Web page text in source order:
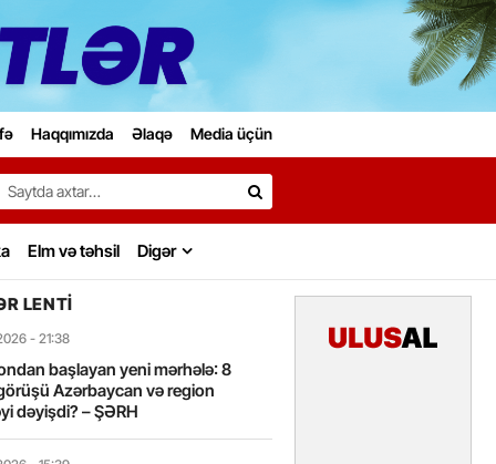
Haqqımızda Əlaqə Media üçün
Search…
Elm və təhsil Digər
LENTI
- 21:38
başlayan yeni mərhələ: 8
Azərbaycan və region
dəyişdi? – ŞƏRH